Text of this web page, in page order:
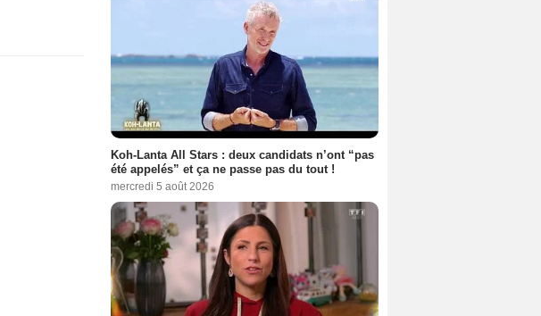
Koh-Lanta All Stars : deux candidats n’ont “pas
été appelés” et ça ne passe pas du tout !
mercredi 5 août 2026